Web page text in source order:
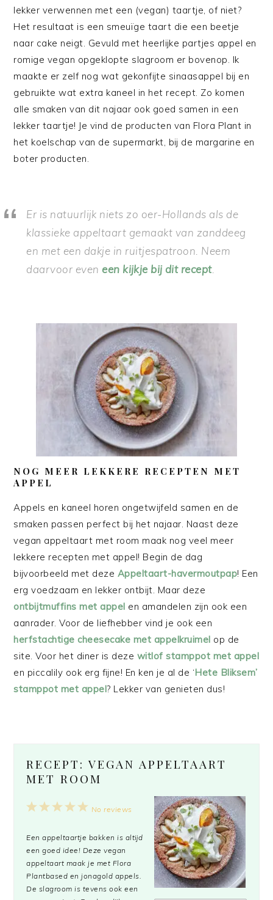
lekker verwennen met een (vegan) taartje, of niet?
Het resultaat is een smeuïge taart die een beetje
naar cake neigt. Gevuld met heerlijke partjes appel en
romige vegan opgeklopte slagroom er bovenop. Ik
maakte er zelf nog wat gekonfijte sinaasappel bij en
gebruikte wat extra kaneel in het recept. Zo komen
alle smaken van dit najaar ook goed samen in een
lekker taartje! Je vind de producten van Flora Plant in
het koelschap van de supermarkt, bij de margarine en
boter producten.
Er is natuurlijk niets zo oer-Hollands als de
klassieke appeltaart gemaakt van zanddeeg
en met een dakje in ruitjespatroon. Neem
daarvoor even een kijkje bij dit recept.
NOG MEER LEKKERE RECEPTEN MET
APPEL
Appels en kaneel horen ongetwijfeld samen en de
smaken passen perfect bij het najaar. Naast deze
vegan appeltaart met room maak nog veel meer
lekkere recepten met appel! Begin de dag
bijvoorbeeld met deze Appeltaart-havermoutpap! Een
erg voedzaam en lekker ontbijt. Maar deze
ontbijtmuffins met appel en amandelen zijn ook een
aanrader. Voor de liefhebber vind je ook een
herfstachtige cheesecake met appelkruimel op de
site. Voor het diner is deze witlof stamppot met appel
en piccalily ook erg fijne! En ken je al de ‘Hete Bliksem’
stamppot met appel? Lekker van genieten dus!
RECEPT: VEGAN APPELTAART
MET ROOM
5
4
3
2
1
No reviews
Een appeltaartje bakken is altijd
een goed idee! Deze vegan
appeltaart maak je met Flora
Plantbased en jonagold appels.
De slagroom is tevens ook een